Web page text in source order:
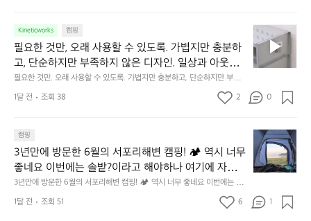
중
인
차
안
서
도
구
나
잠
에
기
까
느라 책상 위 가장자리에 대충 걸쳐 놓아도 시야에 걸
는 균형감에서 출발했습니다.  그중에서도 슬림함에 철
저히 집착했습니다. 튼튼한 내구도와 넉넉한 수납력을
해치치 않는 선에서, 가장 가볍고 얇게 설계했습니다.
이 디자인과 사용감은, 꼭 직접 손으로 만져보며 경험
해 보시기를 바랍니다.
철저히 집착했습니다. 튼튼한 내구도와 넉넉한 수납력을 해치치 않는 선에
서, 가장 가볍고 얇게 설계했습니다.  이 디자인과 사용감은, 꼭 직접 손으로
만져보며 경험해 보시기를 바랍니다.
0
년
이
넘
군
지
의
초
기
품
Kineticworks 캠핑
필요한 것만, 오래 사용할 수 있도록. 가볍지만 충분하
고, 단순하지만 부족하지 않은 디자인. 일상과 아웃도
어의 경계를 자연스럽게 이어주는 RIDGE MOUNTAIN
GEAR. 키네틱웍스에서 만나보세요.
필요한 것만, 오래 사용할 수 있도록. 가볍지만 충분하고, 단순하지만 부족하
지 않은 디자인. 일상과 아웃도어의 경계를 자연스럽게 이어주는 RIDGE M
OUNTAIN GEAR. 키네틱웍스에서 만나보세요.
필
요
한
것
오
용
할
수
있
록.
1달 전 조회 38 2 0
캠핑
3년만에 방문한 6월의 서포리해변 캠핑! 🏕 역시 너무
좋네요 이번에는 솔밭?이라고 해야하나 여기에 자리를
잡았는데 정말 시원하고 경치도 좋네요  서해치고 물도
맑은편, 아이들도 놀기 좋고 1박 2일은 넘 짧게 느껴지
네요  .1박 1동 1만원 (수금은 7시쯤, 동네에서 관리) .수
3년만에 방문한 6월의 서포리해변 캠핑! 🏕 역시 너무 좋네요 이번에는 솔
밭?이라고 해야하나 여기에 자리를 잡았는데 정말 시원하고 경치도 좋네요
서해치고 물도 맑은편, 아이들도 놀기 좋고 1박 2일은 넘 짧게 느껴지네요  .
년
만
에
문
1달 전 조회 51 6 1